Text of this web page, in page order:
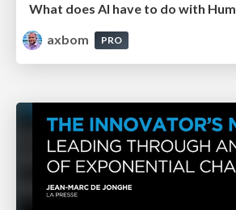
What does AI have to do with
axbom
PRO